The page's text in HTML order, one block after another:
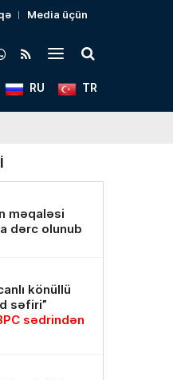
Media üçün
TR
RU
məqaləsi
dərc olunub
könüllü
səfiri”
sədrindən